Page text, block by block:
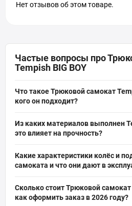
Нет отзывов об этом товаре.
Частые вопросы про
Tempish BIG BOY
Что такое Трюковой самокат
кого он подходит?
самокат с увеличенной декой и
высоких нагрузок. Подходит для
продвинутых любителей, требующих
Из каких материалов выполнен
это влияет на прочность?
сплава класса 6061 и усилена
нагрузках. Руль закреплён по
3 винта для жёсткой фиксации и
Какие характеристики колёс и
самоката и что они дают в
алюминиевой ступицей и
Сколько стоит Трюковой самокат
как оформить заказ в 2026 году?